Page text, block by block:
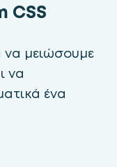
CSS
να μειώσουμε
να
ένα